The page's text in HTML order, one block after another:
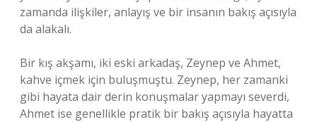
zamanda ilişkiler, anlayış ve bir insanın bakış açısıyla
da alakalı.
Bir kış akşamı, iki eski arkadaş, Zeynep ve Ahmet,
kahve içmek için buluşmuştu. Zeynep, her zamanki
gibi hayata dair derin konuşmalar yapmayı severdi,
Ahmet ise genellikle pratik bir bakış açısıyla hayatta